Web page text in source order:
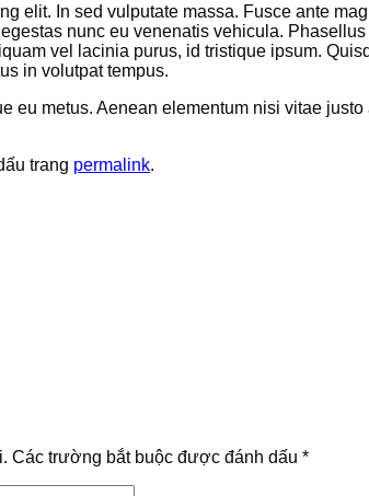
elit. In sed vulputate massa. Fusce ante
nunc eu venenatis vehicula.
vel lacinia purus, id tristique ipsum.
in volutpat tempus.
eu metus. Aenean elementum nisi vitae
trang permalink.
Các trường bắt buộc được đánh dấu *